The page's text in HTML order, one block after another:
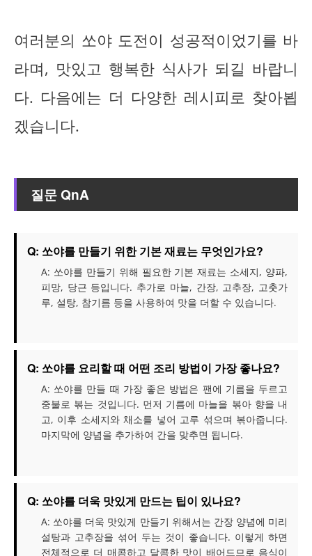
여러분의 쏘야 도전이 성공적이었기를 바
라며, 맛있고 행복한 식사가 되길 바랍니
다. 다음에는 더 다양한 레시피로 찾아뵙
겠습니다.
질문 QnA
Q: 쏘야를 만들기 위한 기본 재료는 무엇인가요?
A: 쏘야를 만들기 위해 필요한 기본 재료는 소세지, 양파,
피망, 당근 등입니다. 추가로 마늘, 간장, 고추장, 고춧가
루, 설탕, 참기름 등을 사용하여 맛을 더할 수 있습니다.
Q: 쏘야를 요리할 때 어떤 조리 방법이 가장 좋나요?
A: 쏘야를 만들 때 가장 좋은 방법은 팬에 기름을 두르고
중불로 볶는 것입니다. 먼저 기름에 마늘을 볶아 향을 내
고, 이후 소세지와 채소를 넣어 고루 섞으며 볶아줍니다.
마지막에 양념을 추가하여 간을 맞추면 됩니다.
Q: 쏘야를 더욱 맛있게 만드는 팁이 있나요?
A: 쏘야를 더욱 맛있게 만들기 위해서는 간장 양념에 미리
설탕과 고추장을 섞어 두는 것이 좋습니다. 이렇게 하면
전체적으로 더 매콤하고 달콤한 맛이 배어드므로 음식이